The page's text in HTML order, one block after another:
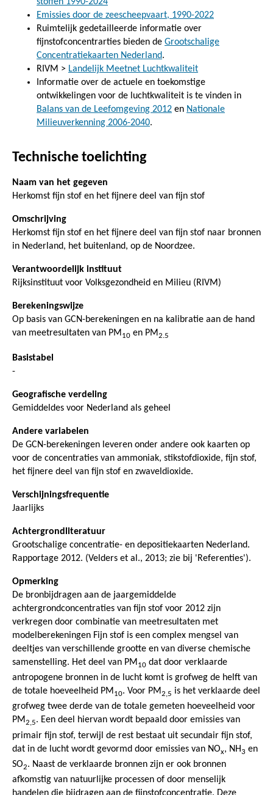
Emissies door de zeescheepvaart, 1990-2022
Ruimtelijk gedetailleerde informatie over
fijnstofconcentrarties bieden de Grootschalige
Concentratiekaarten Nederland.
RIVM > Landelijk Meetnet Luchtkwaliteit
Informatie over de actuele en toekomstige
ontwikkelingen voor de luchtkwaliteit is te vinden in
Balans van de Leefomgeving 2012 en Nationale
Milieuverkenning 2006-2040.
Technische toelichting
Naam van het gegeven
Herkomst fijn stof en het fijnere deel van fijn stof
Omschrijving
Herkomst fijn stof en het fijnere deel van fijn stof naar bronnen
in Nederland, het buitenland, op de Noordzee.
Verantwoordelijk instituut
Rijksinstituut voor Volksgezondheid en Milieu (RIVM)
Berekeningswijze
Op basis van GCN-berekeningen en na kalibratie aan de hand
van meetresultaten van PM 10 en PM2.5
Basistabel
-
Geografische verdeling
Gemiddeldes voor Nederland als geheel
Andere variabelen
De GCN-berekeningen leveren onder andere ook kaarten op
voor de concentraties van ammoniak, stikstofdioxide, fijn stof,
het fijnere deel van fijn stof en zwaveldioxide.
Verschijningsfrequentie
Jaarlijks
Achtergrondliteratuur
Grootschalige concentratie- en depositiekaarten Nederland.
Rapportage 2012. (Velders et al., 2013; zie bij 'Referenties').
Opmerking
De bronbijdragen aan de jaargemiddelde
achtergrondconcentraties van fijn stof voor 2012 zijn
verkregen door combinatie van meetresultaten met
modelberekeningen Fijn stof is een complex mengsel van
deeltjes van verschillende grootte en van diverse chemische
samenstelling. Het deel van PM 10 dat door verklaarde
antropogene bronnen in de lucht komt is grofweg de helft van
de totale hoeveelheid PM 10. Voor PM2,5 is het verklaarde deel
grofweg twee derde van de totale gemeten hoeveelheid voor
PM2,5. Een deel hiervan wordt bepaald door emissies van
primair fijn stof, terwijl de rest bestaat uit secundair fijn stof,
dat in de lucht wordt gevormd door emissies van NOx, NH3 en
SO2. Naast de verklaarde bronnen zijn er ook bronnen
afkomstig van natuurlijke processen of door menselijk